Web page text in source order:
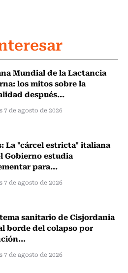
Mundial de la Lactancia
los mitos sobre la
después...
7 de agosto de 2026
La "cárcel estricta" italiana
Gobierno estudia
para...
7 de agosto de 2026
sanitario de Cisjordania
borde del colapso por
7 de agosto de 2026